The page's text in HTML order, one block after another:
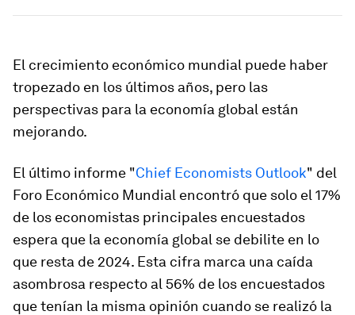
El crecimiento económico mundial puede haber
tropezado en los últimos años, pero las
perspectivas para la economía global están
mejorando.
El último informe "Chief Economists Outlook" del
Foro Económico Mundial encontró que solo el 17%
de los economistas principales encuestados
espera que la economía global se debilite en lo
que resta de 2024. Esta cifra marca una caída
asombrosa respecto al 56% de los encuestados
que tenían la misma opinión cuando se realizó la